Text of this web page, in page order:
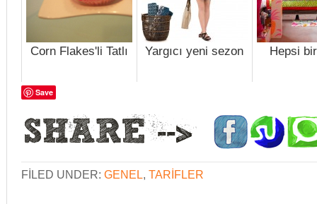
Corn Flakes'li Tatlı Yargıcı yeni sezon Hepsi
Save
FILED UNDER: GENEL, TARIFLER